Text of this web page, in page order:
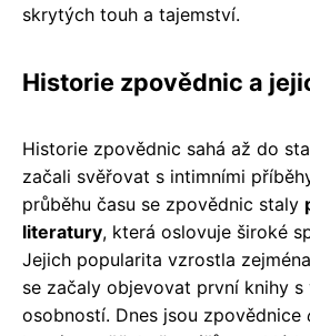
skrytých touh a tajemství.
Historie zpovědnic a
Historie zpovědnic sahá až do
začali svěřovat s intimními
průběhu času se zpovědnic staly
literatury, která oslovuje široké
Jejich popularita vzrostla
se začaly objevovat první knihy s
osobností. Dnes jsou zpovědnice